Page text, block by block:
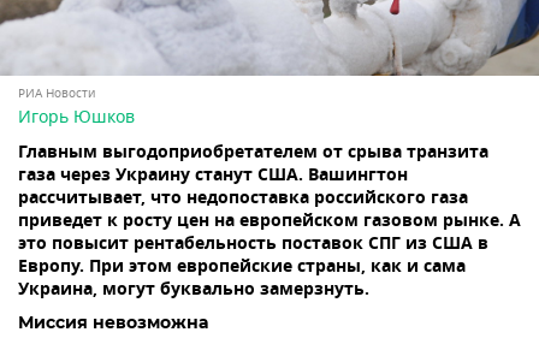
РИА Новости
Игорь Юшков
Главным выгодоприобретателем от срыва транзита
газа через Украину станут США. Вашингтон
рассчитывает, что недопоставка российского газа
приведет к росту цен на европейском газовом рынке. А
это повысит рентабельность поставок СПГ из США в
Европу. При этом европейские страны, как и сама
Украина, могут буквально замерзнуть.
Миссия невозможна